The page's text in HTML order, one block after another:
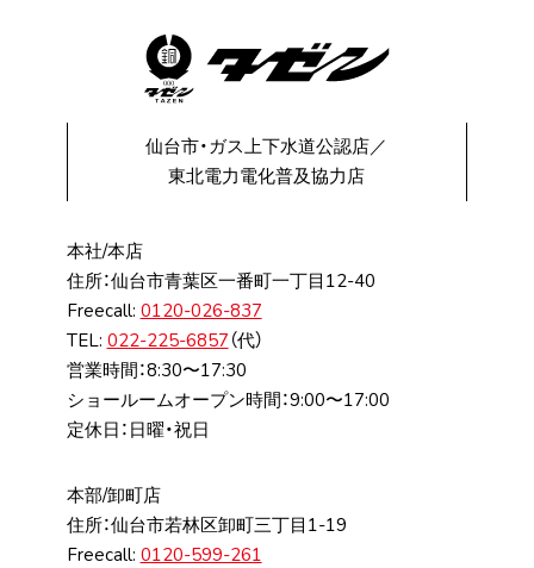
仙台市・ガス上下水道公認店／
東北電力電化普及協力店
本社/本店
住所：仙台市⻘葉区⼀番町⼀丁⽬12-40
Freecall: 0120-026-837
TEL: 022-225-6857 （代）
営業時間：8:30〜17:30
ショールームオープン時間：9:00〜17:00
定休日：日曜・祝日
本部/卸町店
住所：仙台市若林区卸町三丁⽬1-19
Freecall: 0120-599-261